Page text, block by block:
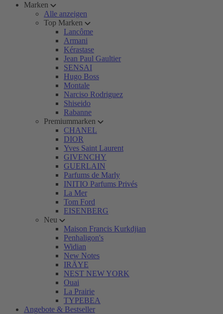
Marken
Alle anzeigen
Top Marken
Lancôme
Armani
Kérastase
Jean Paul Gaultier
SENSAI
Hugo Boss
Montale
Narciso Rodriguez
Shiseido
Rabanne
Premiummarken
CHANEL
DIOR
Yves Saint Laurent
GIVENCHY
GUERLAIN
Parfums de Marly
INITIO Parfums Privés
La Mer
Tom Ford
EISENBERG
Neu
Maison Francis Kurkdjian
Penhaligon's
Widian
New Notes
IRÄYE
NEST NEW YORK
Ouai
La Prairie
TYPEBEA
Angebote & Bestseller